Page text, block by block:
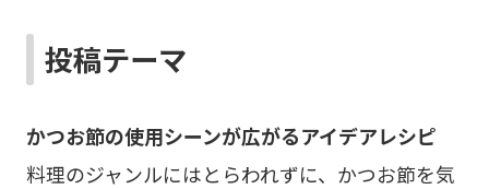
投稿テーマ
かつお節の使用シーンが広がるアイデアレシピ
料理のジャンルにはとらわれずに、かつお節を気